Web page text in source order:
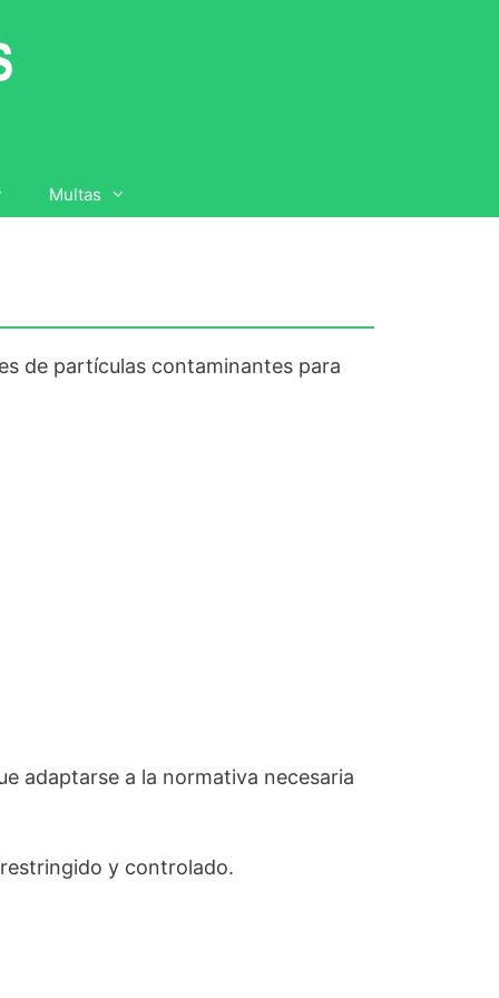
Multas
de partículas contaminantes para
adaptarse a la normativa necesaria
restringido y controlado.